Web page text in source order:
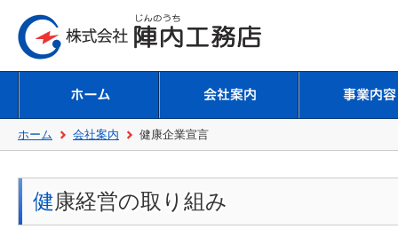
ホーム 会社案内 健康企業宣言
健康経営の取り組み